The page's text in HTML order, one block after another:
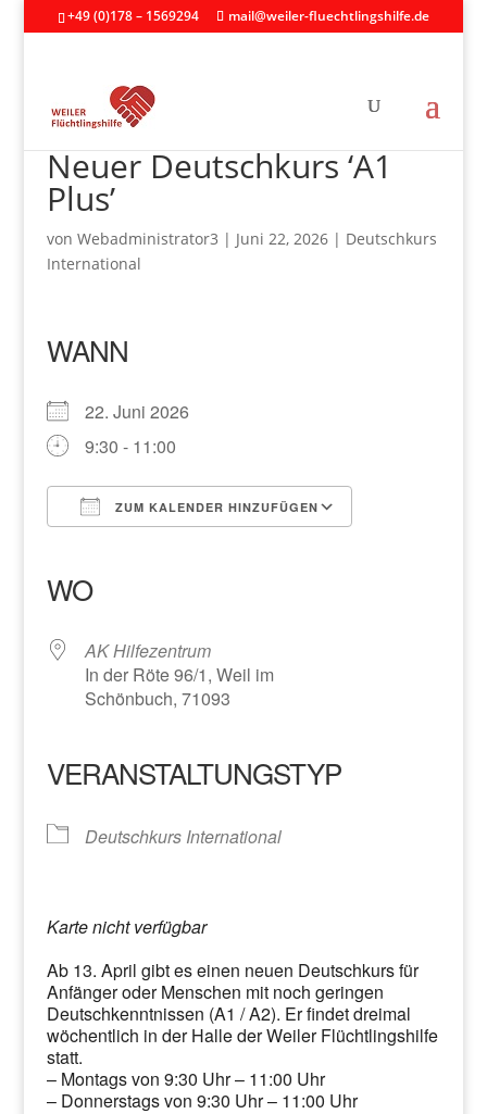
+49 (0)178 – 1569294 mail@weiler-fluechtlingshilfe.de
Neuer Deutschkurs ‘A1
Plus’
von Webadministrator3 | Juni 22, 2026| Deutschkurs
International
WANN
22. Juni 2026
9:30 - 11:00
ZUM KALENDER HINZUFÜGEN
WO
AK Hilfezentrum
In der Röte 96/1, Weil im
Schönbuch, 71093
VERANSTALTUNGSTYP
Deutschkurs International
Karte nicht verfügbar
Ab 13. April gibt es einen neuen Deutschkurs für
Anfänger oder Menschen mit noch geringen
Deutschkenntnissen (A1 / A2). Er findet dreimal
wöchentlich in der Halle der Weiler Flüchtlingshilfe
statt.
– Montags von 9:30 Uhr – 11:00 Uhr
– Donnerstags von 9:30 Uhr – 11:00 Uhr